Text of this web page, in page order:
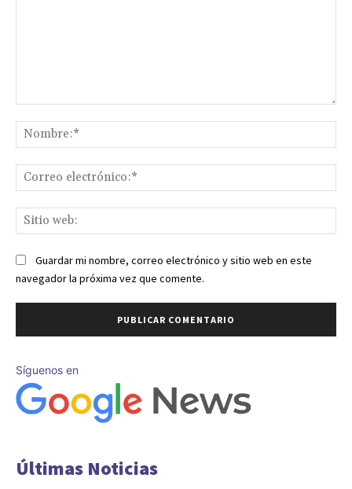
Guardar mi nombre, correo electrónico y sitio web en este
navegador la próxima vez que comente.
Síguenos en
Últimas Noticias